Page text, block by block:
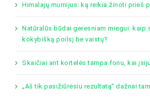
Himalajų mumijus: ką reikia žinoti prieš
Natūralūs būdai geresniam miegui: kaip
kokybišką poilsį be vaistų?
Skaičiai ant kortelės tampa fonu, kai
„Aš tik pasižiūrėsiu rezultatą“ dažnai